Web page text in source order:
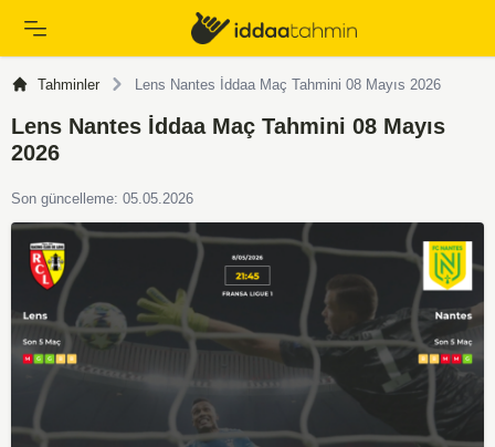
Tahminler Lens Nantes İddaa Maç Tahmini 08 Mayıs 2026
Lens Nantes İddaa Maç Tahmini 08 Mayıs
2026
Son güncelleme: 05.05.2026